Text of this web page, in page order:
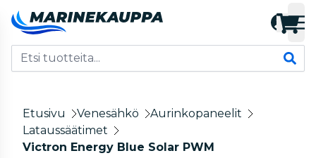
Etusivu Venesähkö
Aurinkopaneelit
Lataussäätimet
Victron Energy Blue Solar PWM